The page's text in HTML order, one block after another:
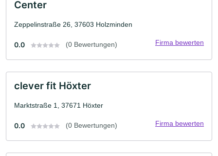
Center
Zeppelinstraße 26, 37603 Holzminden
0.0 (0 Bewertungen) Firma bewerten
clever fit Höxter
Marktstraße 1, 37671 Höxter
0.0 (0 Bewertungen) Firma bewerten